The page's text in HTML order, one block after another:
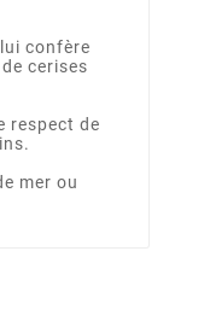
confère
cerises
respect de
mer ou